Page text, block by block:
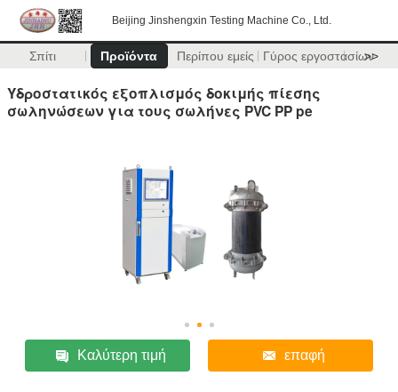
Beijing Jinshengxin Testing Machine Co., Ltd.
Σπίτι Προϊόντα Περίπου εμείς Γύρος εργοστασίων
>>
Υδροστατικός εξοπλισμός δοκιμής πίεσης
σωληνώσεων για τους σωλήνες PVC PP pe
Καλύτερη τιμή επαφή